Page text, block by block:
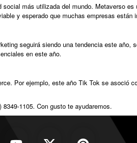
más utilizada del mundo. Metaverso
y esperado que muchas empresas
seguirá siendo una tendencia este
en este año.
Por ejemplo, este año Tik Tok se asoció
8349-1105. Con gusto te ayudaremos.